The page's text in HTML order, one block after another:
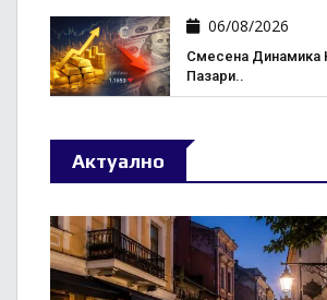
06/08/2026
Смесена Динамика
Пазари..
Актуално